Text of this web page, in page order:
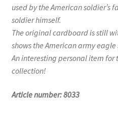
used by the American soldier’s
soldier himself.
The original cardboard is still
shows the American army eagle
An interesting personal item for
collection!
Article number: 8033